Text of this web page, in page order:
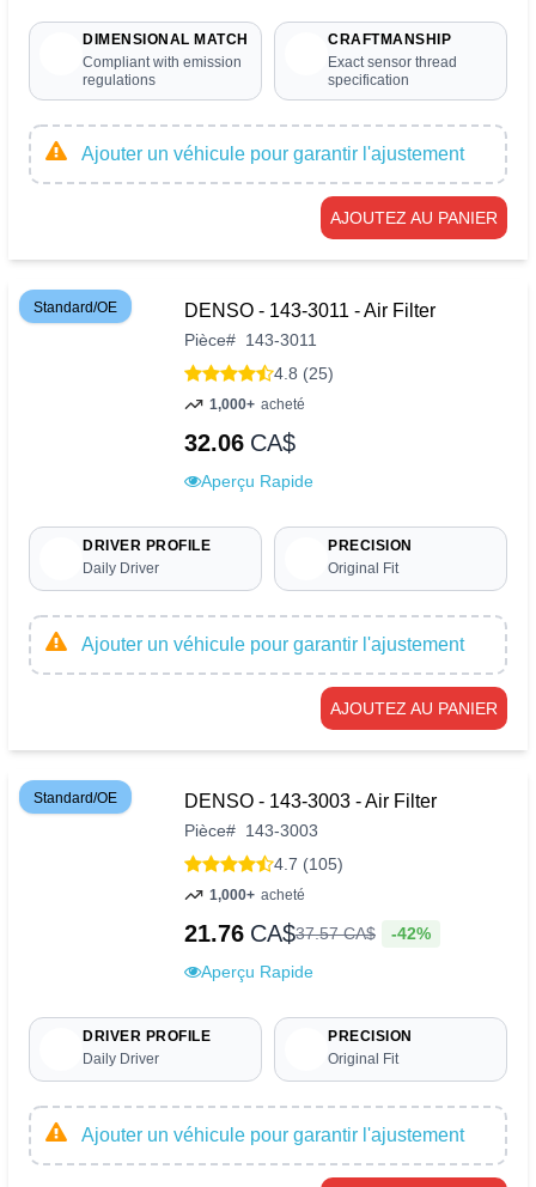
DIMENSIONAL MATCH
Compliant with emission
regulations
CRAFTMANSHIP
Exact sensor thread
specification
Ajouter un véhicule pour garantir l'ajustement
AJOUTEZ AU PANIER
Standard/OE DENSO - 143-3011 - Air Filter
Pièce# 143-3011
4.8 (25)
1,000+ acheté
32.06 CA$
Aperçu Rapide
DRIVER PROFILE
Daily Driver
PRECISION
Original Fit
Ajouter un véhicule pour garantir l'ajustement
AJOUTEZ AU PANIER
Standard/OE DENSO - 143-3003 - Air Filter
Pièce# 143-3003
4.7 (105)
1,000+ acheté
21.76 CA$37.57CA$ -42%
Aperçu Rapide
DRIVER PROFILE
Daily Driver
PRECISION
Original Fit
Ajouter un véhicule pour garantir l'ajustement